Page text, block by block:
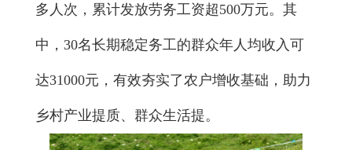
多人次，累计发放劳务工资超500万元。其
中，30名长期稳定务工的群众年人均收入可
达31000元，有效夯实了农户增收基础，助力
乡村产业提质、群众生活提。